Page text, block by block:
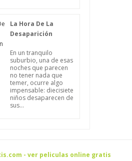
La Hora De La
Desaparición
En un tranquilo
suburbio, una de esas
noches que parecen
no tener nada que
temer, ocurre algo
impensable: diecisiete
niños desaparecen de
sus...
- ver peliculas online gratis